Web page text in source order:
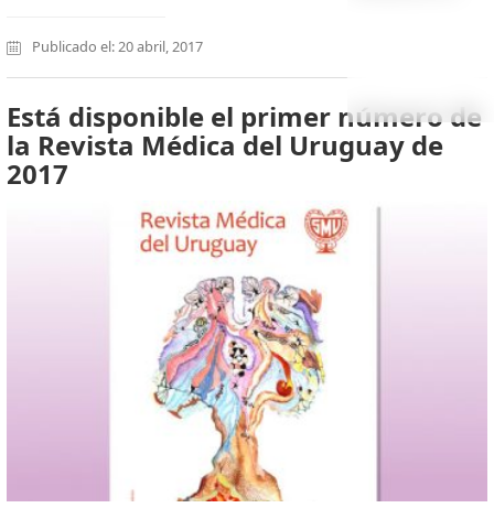
Publicado el: 20 abril, 2017
Está disponible el primer número de
la Revista Médica del Uruguay de
2017